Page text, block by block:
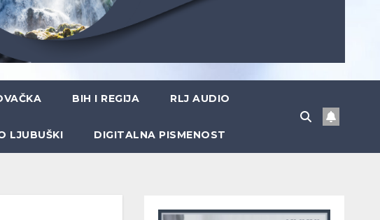
BIH I REGIJA RLJ AUDIO
LJUBUŠKI DIGITALNA PISMENOST